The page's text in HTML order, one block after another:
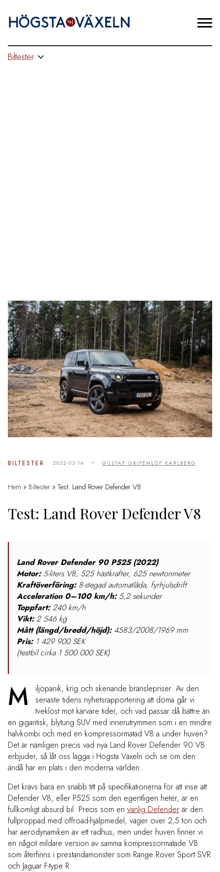
Biltester
BILTESTER 2022-03-14 - GUSTAF GRIPENLÖF KARLBERG
Hem » Biltester » Test: Land Rover Defender V8
Test: Land Rover Defender V8
Land Rover Defender 90 P525 (2022)
Motor: 5-liters V8, 525 hästkrafter, 625 newtonmeter
Kraftöverföring: 8-stegad automatlåda, fyrhjulsdrift
Acceleration 0–100 km/h: 5,2 sekunder
Toppfart:240 km/h
Vikt:2 546 kg
Mått (längd/bredd/höjd): 4583/2008/1969 mm
Pris: 1 429 900 SEK
(testbil cirka 1 500 000 SEK)
M
iljöpanik, krig och skenande bränslepriser. Av den
senaste tidens nyhetsrapportering att döma går vi
tveklöst mot kärvare tider, och vad passar då bättre än
en gigantisk, blytung SUV med innerutrymmen som i en mindre
halvkombi och med en kompressormatad V8:a under huven?
Det är nämligen precis vad nya Land Rover Defender 90 V8
erbjuder, så låt oss lägga i Högsta Växeln och se om den
ändå har en plats i den moderna världen.
Det krävs bara en snabb titt på specifikationerna för att inse att
Defender V8, eller P525 som den egentligen heter, är en
fullkomligt absurd bil. Precis som en vanlig Defender är den
fullproppad med offroad-hjälpmedel, väger över 2,5 ton och
har aerodynamiken av ett radhus, men under huven finner vi
en något mildare version av samma kompressormatade V8
som återfinns i prestandamonster som Range Rover Sport SVR
och Jaguar F-type R.